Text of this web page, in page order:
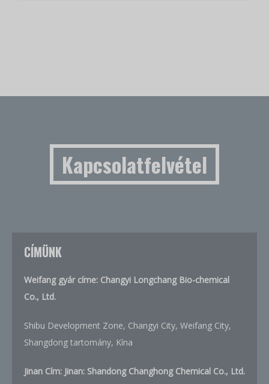
Kapcsolatfelvétel
CÍMÜNK
Weifang gyár címe: Changyi Longchang Bio-chemical
Co., Ltd.
Shibu Development Zone, Changyi City, Weifang City,
Shangdong tartomány, Kína
Jinan Cím: Jinan: Shandong Changhong Chemical Co., Ltd.